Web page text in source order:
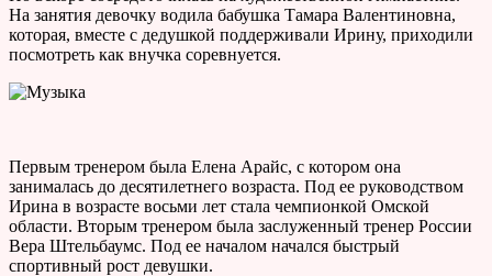
На занятия девочку водила бабушка Тамара Валентиновна,
которая, вместе с дедушкой поддерживали Ирину, приходили
посмотреть как внучка соревнуется.
Первым тренером была Елена Арайс, с котором она
занималась до десятилетнего возраста. Под ее руководством
Ирина в возрасте восьми лет стала чемпионкой Омской
области. Вторым тренером была заслуженный тренер России
Вера Штельбаумс. Под ее началом начался быстрый
спортивный рост девушки.